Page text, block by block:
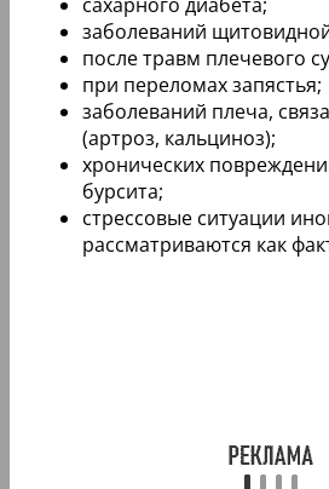
заболеваний
после травм плечевого
при переломах запястья;
заболеваний плеча,
(артроз, кальциноз);
хронических
бурсита;
стрессовые ситуации
рассматриваются как